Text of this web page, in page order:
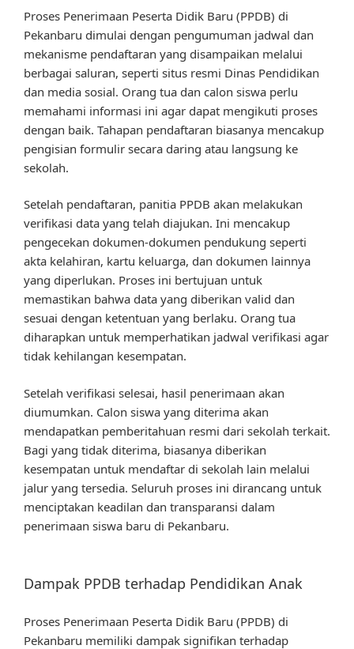
Proses Penerimaan Peserta Didik Baru (PPDB) di
Pekanbaru dimulai dengan pengumuman jadwal dan
mekanisme pendaftaran yang disampaikan melalui
berbagai saluran, seperti situs resmi Dinas Pendidikan
dan media sosial. Orang tua dan calon siswa perlu
memahami informasi ini agar dapat mengikuti proses
dengan baik. Tahapan pendaftaran biasanya mencakup
pengisian formulir secara daring atau langsung ke
sekolah.
Setelah pendaftaran, panitia PPDB akan melakukan
verifikasi data yang telah diajukan. Ini mencakup
pengecekan dokumen-dokumen pendukung seperti
akta kelahiran, kartu keluarga, dan dokumen lainnya
yang diperlukan. Proses ini bertujuan untuk
memastikan bahwa data yang diberikan valid dan
sesuai dengan ketentuan yang berlaku. Orang tua
diharapkan untuk memperhatikan jadwal verifikasi agar
tidak kehilangan kesempatan.
Setelah verifikasi selesai, hasil penerimaan akan
diumumkan. Calon siswa yang diterima akan
mendapatkan pemberitahuan resmi dari sekolah terkait.
Bagi yang tidak diterima, biasanya diberikan
kesempatan untuk mendaftar di sekolah lain melalui
jalur yang tersedia. Seluruh proses ini dirancang untuk
menciptakan keadilan dan transparansi dalam
penerimaan siswa baru di Pekanbaru.
Dampak PPDB terhadap Pendidikan Anak
Proses Penerimaan Peserta Didik Baru (PPDB) di
Pekanbaru memiliki dampak signifikan terhadap